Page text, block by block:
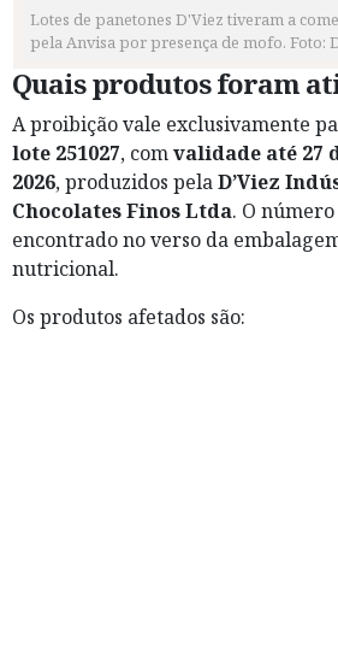
Lotes de panetones D'Viez tiveram a
pela Anvisa por presença de mofo. Foto:
Quais produtos foram
A proibição vale exclusivamente
lote 251027, comvalidade até 27
2026, produzidos pelaD’Viez
Chocolates Finos Ltda. O
encontrado no verso da
nutricional.
Os produtos afetados são: